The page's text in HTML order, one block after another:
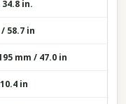
in.
58.7 in
mm / 47.0 in
in